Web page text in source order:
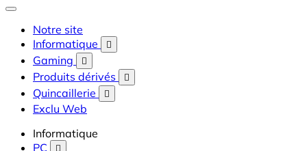
Notre site
Informatique

Gaming 
Produits dérivés 
Quincaillerie 
Exclu Web
Informatique
PC
